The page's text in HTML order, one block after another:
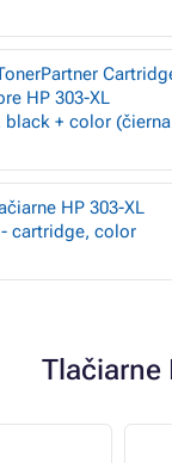
HP 303-XL
black + color
HP 303-XL
cartridge, color
Tlačiarne